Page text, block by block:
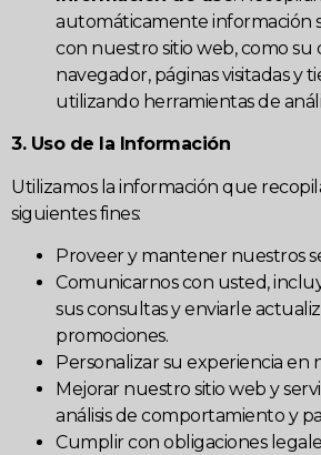
automáticamente información
con nuestro sitio web, como su
navegador, páginas visitadas y
utilizando herramientas de
3. Uso de la Información
Utilizamos la información que
siguientes fines:
Proveer y mantener nuestros
Comunicarnos con usted,
sus consultas y enviarle
promociones.
Personalizar su experiencia en
Mejorar nuestro sitio web y
análisis de comportamiento y
Cumplir con obligaciones